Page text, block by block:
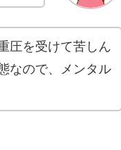
圧を受けて苦しん
なので、メンタル